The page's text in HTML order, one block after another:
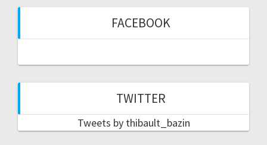
FACEBOOK
TWITTER
Tweets by thibault_bazin